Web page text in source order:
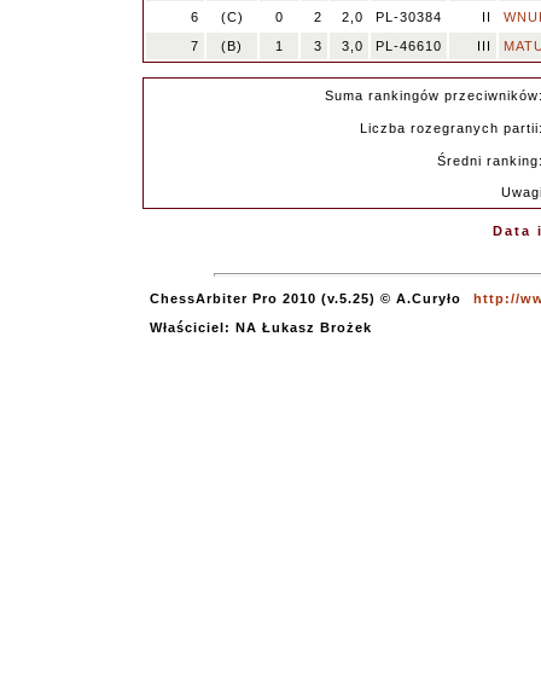
6
(C) 0 2 2,0 PL-30384 II
7
(B) 1 3 3,0 PL-46610 III
Suma rankingów
Liczba rozegranych
Średni
Data
ChessArbiter Pro 2010 (v.5.25) © A.Curyło
http://
Właściciel: NA Łukasz Brożek